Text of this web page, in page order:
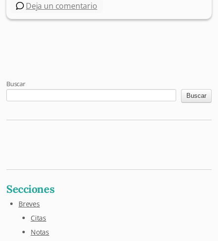
Deja un comentario
Buscar
Buscar
Secciones
Breves
Citas
Notas